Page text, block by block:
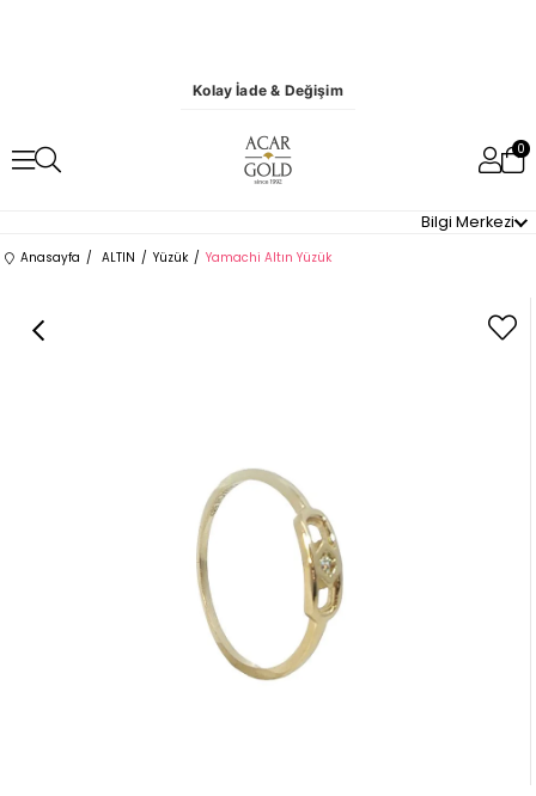
Kolay İade & Değişim
0
Bilgi Merkezi
Anasayfa ALTIN Yüzük Yamachi Altın Yüzük